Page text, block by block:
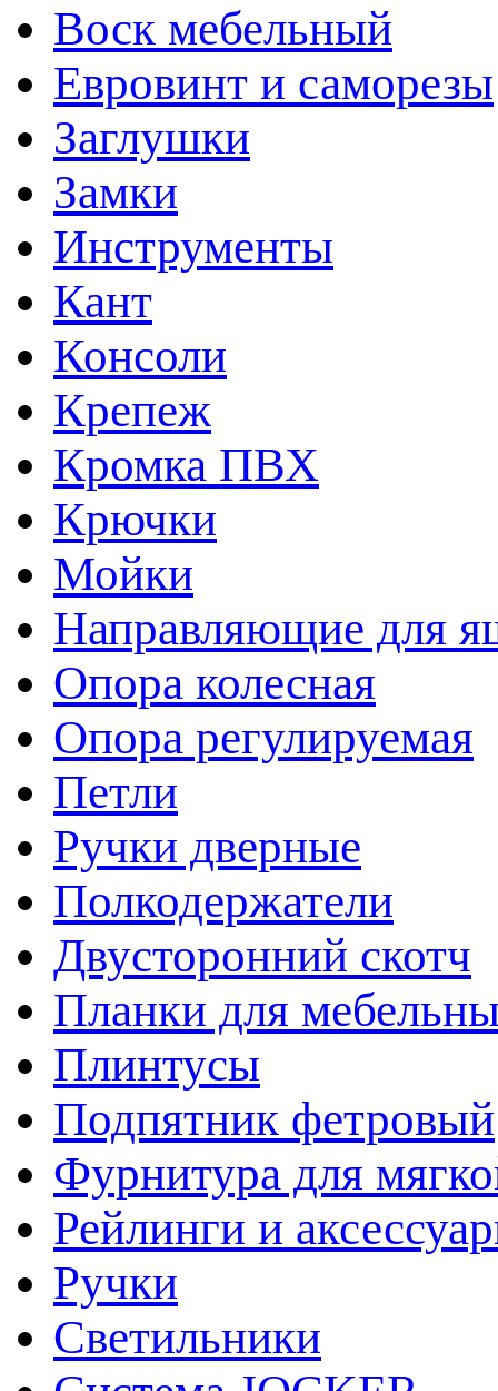
Воск мебельный
Евровинт и саморезы
Заглушки
Замки
Инструменты
Кант
Консоли
Крепеж
Кромка ПВХ
Крючки
Мойки
Направляющие для
Опора колесная
Опора регулируемая
Петли
Ручки дверные
Полкодержатели
Двусторонний скотч
Планки для
Плинтусы
Подпятник фетровый
Фурнитура для
Рейлинги и
Ручки
Светильники